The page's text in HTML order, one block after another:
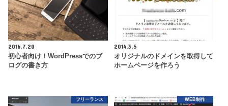
2016.7.20
初心者向け！WordPressでのブ
ログの書き方
2014.3.5
オリジナルのドメインを取得して
ホームページを作ろう
フリーランス WEB制作